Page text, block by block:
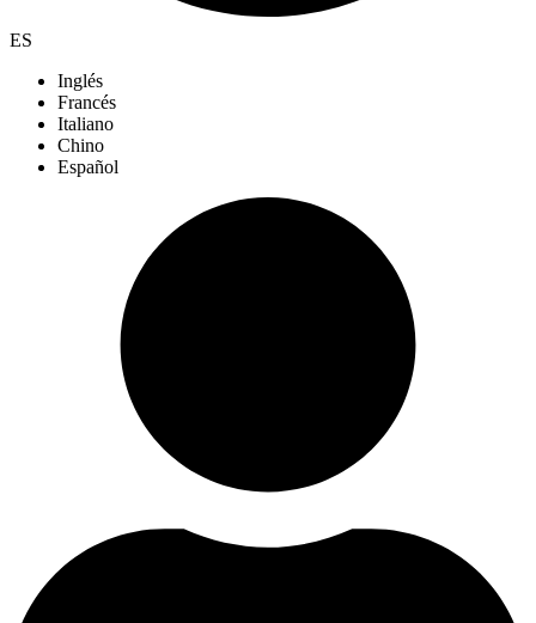
ES
Inglés
Francés
Italiano
Chino
Español